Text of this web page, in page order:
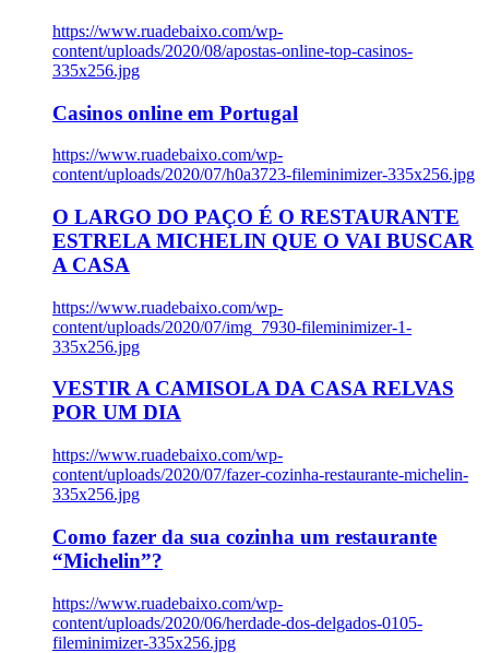
https://www.ruadebaixo.com/wp-
content/uploads/2020/08/apostas-online-top-casinos-
335x256.jpg
Casinos online em Portugal
https://www.ruadebaixo.com/wp-
content/uploads/2020/07/h0a3723-fileminimizer-335x256.jpg
O LARGO DO PAÇO É O RESTAURANTE
ESTRELA MICHELIN QUE O VAI BUSCAR
A CASA
https://www.ruadebaixo.com/wp-
content/uploads/2020/07/img_7930-fileminimizer-1-
335x256.jpg
VESTIR A CAMISOLA DA CASA RELVAS
POR UM DIA
https://www.ruadebaixo.com/wp-
content/uploads/2020/07/fazer-cozinha-restaurante-michelin-
335x256.jpg
Como fazer da sua cozinha um restaurante
“Michelin”?
https://www.ruadebaixo.com/wp-
content/uploads/2020/06/herdade-dos-delgados-0105-
fileminimizer-335x256.jpg